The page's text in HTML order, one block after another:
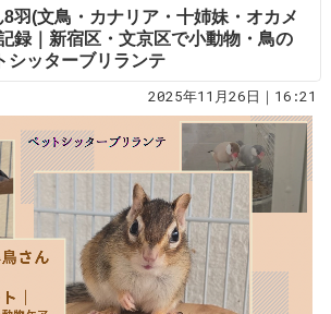
羽(文鳥・カナリア・十姉妹・オカメ
録｜新宿区・文京区で小動物・鳥の
シッターブリランテ
2025年11月26日｜16:21